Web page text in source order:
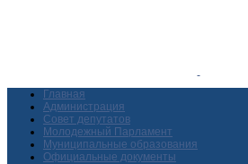
Главная
Администрация
Совет депутатов
Молодежный Парламент
Муниципальные образования
Официальные документы